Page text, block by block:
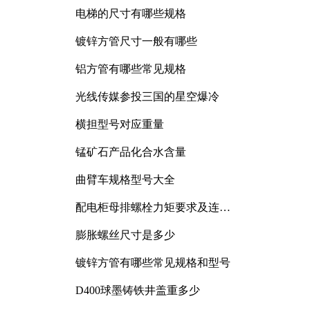
电梯的尺寸有哪些规格
镀锌方管尺寸一般有哪些
铝方管有哪些常见规格
光线传媒参投三国的星空爆冷
横担型号对应重量
锰矿石产品化合水含量
曲臂车规格型号大全
配电柜母排螺栓力矩要求及连接
膨胀螺丝尺寸是多少
镀锌方管有哪些常见规格和型号
D400球墨铸铁井盖重多少